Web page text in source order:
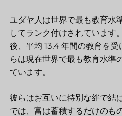
ユダヤ人は世界で最も教育水
してランク付けされています
後、平均 13.4 年間の教育を
らは現在世界で最も教育水準
ています。
彼らはお互いに特別な絆で結
では、富は蓄積するだけのも